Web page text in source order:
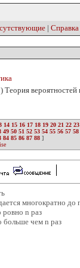
| Справка
Теория вероятностей
14 15 16 17 18 19 20 21 22 23
49 50 51 52 53 54 55 56 57 58
84 85 86 87 88 ]
многократно до
ровно n раз
больше чем n раз